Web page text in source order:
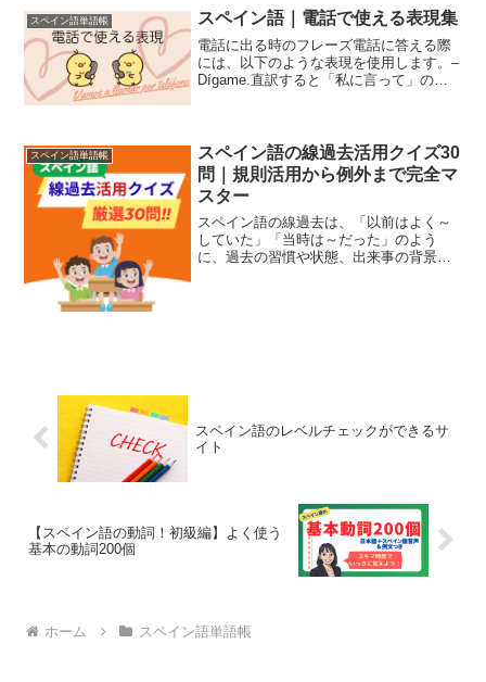
で飛び交う、コロナウィルス関連の単語
を日本語とスペイン語でまと...
スペイン語単語帳 スペイン語｜電話で使える表現集
電話に出る時のフレーズ電話に答える際
には、以下のような表現を使用します。–
Dígame.直訳すると「私に言って」の意
¿Sí...
スペイン語単語帳
スペイン語の線過去活用クイズ30
問｜規則活用から例外まで完全マ
スター
スペイン語の線過去は、「以前はよく～
していた」「当時は～だった」のよう
に、過去の習慣や状態、出来事の背景を
スペイン語のレベルチェックができるサ
イト
【スペイン語の動詞！初級編】よく使う
基本の動詞200個
ホーム スペイン語単語帳